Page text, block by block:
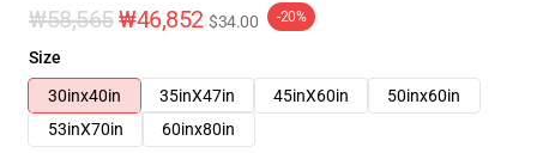
₩58,565₩46,852 $34.00 -20%
Size
30inx40in
35inX47in 45inX60in
50inx60in
53inX70in
60inx80in